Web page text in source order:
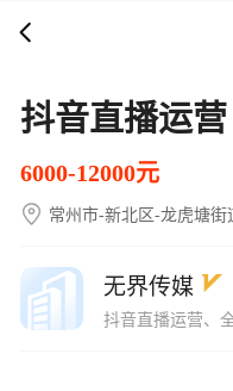
抖音直播运营
6000-12000元
常州市-新北区-龙虎塘街
无界传媒
抖音直播运营、